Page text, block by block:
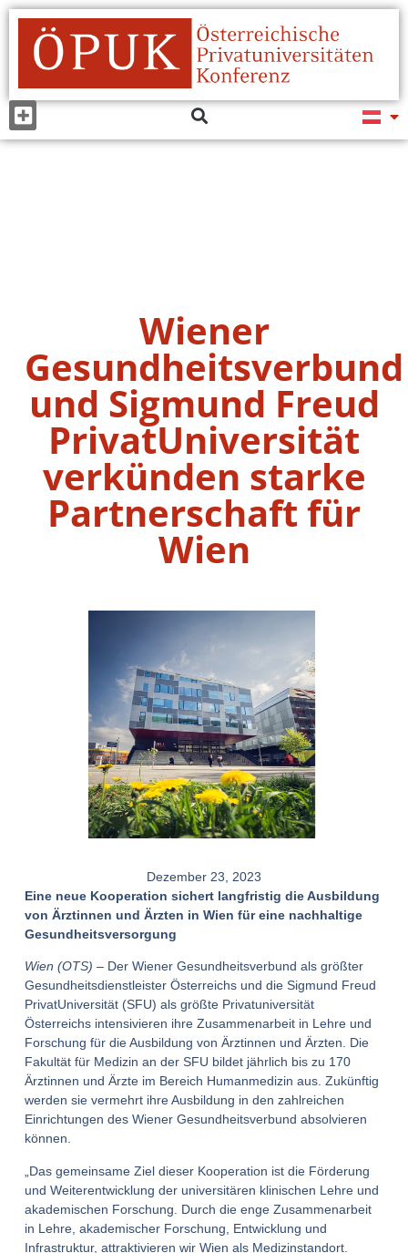
Wiener
Gesundheitsverbund
und Sigmund Freud
PrivatUniversität
verkünden starke
Partnerschaft für
Wien
Dezember 23, 2023
Eine neue Kooperation sichert langfristig die Ausbildung
von Ärztinnen und Ärzten in Wien für eine nachhaltige
Gesundheitsversorgung
Wien (OTS) – Der Wiener Gesundheitsverbund als größter
Gesundheitsdienstleister Österreichs und die Sigmund Freud
PrivatUniversität (SFU) als größte Privatuniversität
Österreichs intensivieren ihre Zusammenarbeit in Lehre und
Forschung für die Ausbildung von Ärztinnen und Ärzten. Die
Fakultät für Medizin an der SFU bildet jährlich bis zu 170
Ärztinnen und Ärzte im Bereich Humanmedizin aus. Zukünftig
werden sie vermehrt ihre Ausbildung in den zahlreichen
Einrichtungen des Wiener Gesundheitsverbund absolvieren
können.
„Das gemeinsame Ziel dieser Kooperation ist die Förderung
und Weiterentwicklung der universitären klinischen Lehre und
akademischen Forschung. Durch die enge Zusammenarbeit
in Lehre, akademischer Forschung, Entwicklung und
Infrastruktur, attraktivieren wir Wien als Medizinstandort.